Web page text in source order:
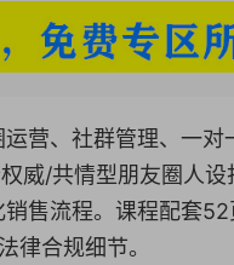
营、社群管理、一对
威/共情型朋友圈人设
售流程。课程配套52
律合规细节。